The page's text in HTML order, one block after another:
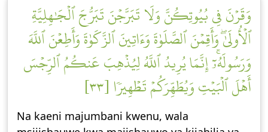
وَقَرۡنَ فِي بُيُوتِكُنَّ وَلَا تَبَرَّجۡنَ تَبَرُّجَ ٱلۡجَٰهِلِيَّةِ
ٱلۡأُولَىٰۖ وَأَقِمۡنَ ٱلصَّلَوٰةَ وَءَاتِينَ ٱلزَّكَوٰةَ وَأَطِعۡنَ ٱللَّهَ
وَرَسُولَهُۥٓۚ إِنَّمَا يُرِيدُ ٱللَّهُ لِيُذۡهِبَ عَنكُمُ ٱلرِّجۡسَ
أَهۡلَ ٱلۡبَيۡتِ وَيُطَهِّرَكُمۡ تَطۡهِيرٗا [٣٣]
Na kaeni majumbani kwenu, wala